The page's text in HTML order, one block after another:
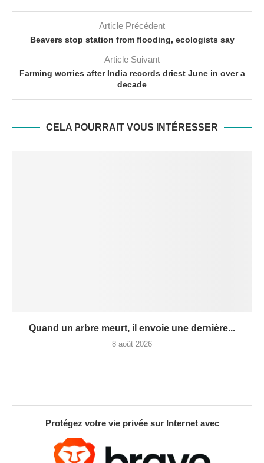
Article Précédent
Beavers stop station from flooding, ecologists say
Article Suivant
Farming worries after India records driest June in over a
decade
CELA POURRAIT VOUS INTÉRESSER
Quand un arbre meurt, il envoie une dernière...
8 août 2026
Protégez votre vie privée sur Internet avec